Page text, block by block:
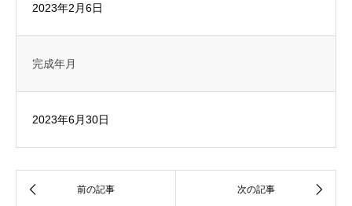
2023年2月6日
完成年月
2023年6月30日